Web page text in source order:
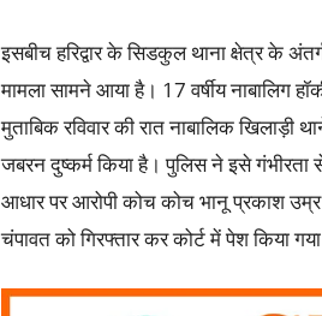
इसबीच हरिद्वार के सिडकुल थाना क्षेत्र के
मामला सामने आया है। 17 वर्षीय नाबालिग
मुताबिक रविवार की रात नाबालिक
जबरन दुष्कर्म किया है। पुलिस ने इसे
आधार पर आरोपी कोच कोच भानू प्रकाश उम्र
चंपावत को गिरफ्तार कर कोर्ट में पेश किया